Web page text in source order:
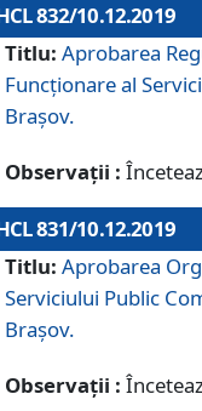
832/10.12.2019
Titlu: Aprobarea
Funcționare al
Brașov.
Observații :
831/10.12.2019
Titlu: Aprobarea
Serviciului Public
Brașov.
Observații :